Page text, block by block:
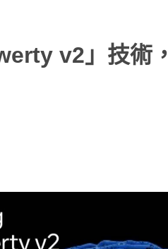
v2」技術